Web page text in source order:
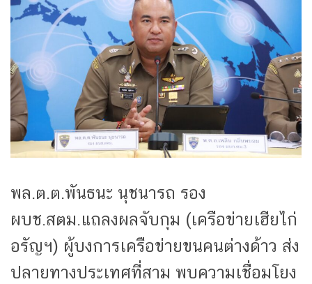
พล.ต.ต.พันธนะ นุชนารถ รอง
ผบช.สตม.แถลงผลจับกุม (เครือข่ายเฮียไก่
อรัญฯ) ผู้บงการเครือข่ายขนคนต่างด้าว ส่ง
ปลายทางประเทศที่สาม พบความเชื่อมโยง